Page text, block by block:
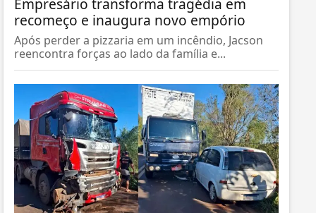
Empresário transforma tragédia em
recomeço e inaugura novo empório
Após perder a pizzaria em um incêndio, Jacson
reencontra forças ao lado da família e...